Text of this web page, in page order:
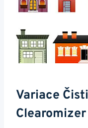
Variace
Clearomizer